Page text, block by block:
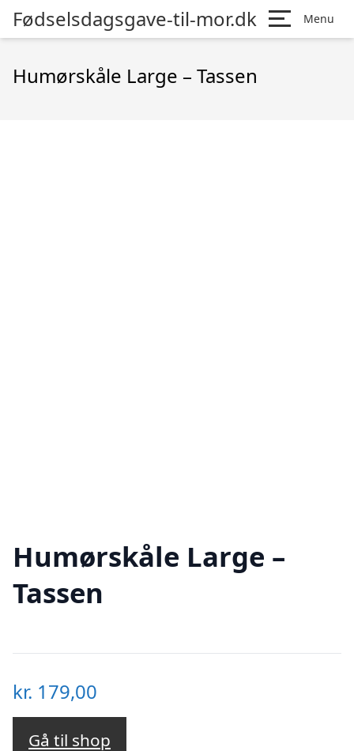
Fødselsdagsgave-til-mor.dk Menu
Humørskåle Large – Tassen
Humørskåle Large –
Tassen
kr. 179,00
Gå til shop